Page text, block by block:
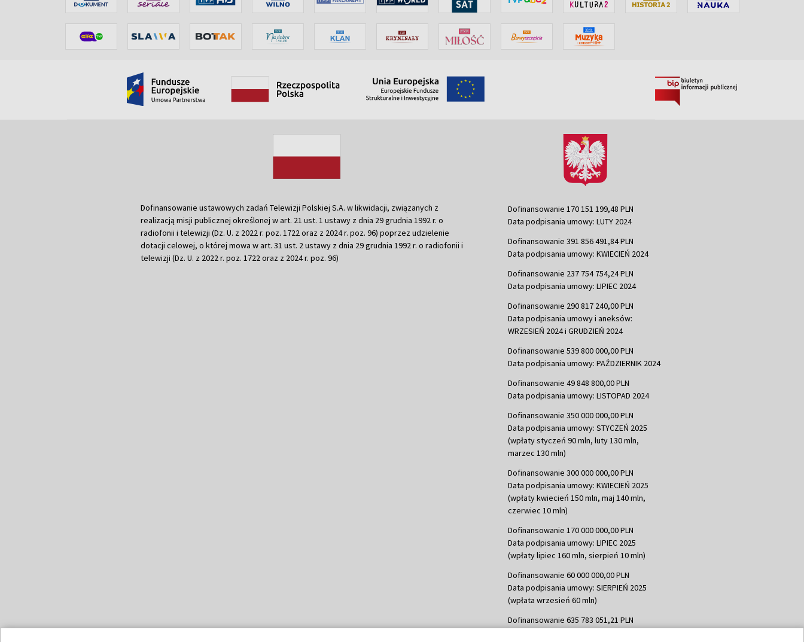
Dofinansowanie ustawowych zadań Telewizji Polskiej S.A. w likwidacji, związanych z
realizacją misji publicznej określonej w art. 21 ust. 1 ustawy z dnia 29 grudnia 1992 r. o
radiofonii i telewizji (Dz. U. z 2022 r. poz. 1722 oraz z 2024 r. poz. 96) poprzez udzielenie
dotacji celowej, o której mowa w art. 31 ust. 2 ustawy z dnia 29 grudnia 1992 r. o radiofonii i
telewizji (Dz. U. z 2022 r. poz. 1722 oraz z 2024 r. poz. 96)
Dofinansowanie 170 151 199,48 PLN
Data podpisania umowy: LUTY 2024
Dofinansowanie 391 856 491,84 PLN
Data podpisania umowy: KWIECIEŃ 2024
Dofinansowanie 237 754 754,24 PLN
Data podpisania umowy: LIPIEC 2024
Dofinansowanie 290 817 240,00 PLN
Data podpisania umowy i aneksów:
WRZESIEŃ 2024 i GRUDZIEŃ 2024
Dofinansowanie 539 800 000,00 PLN
Data podpisania umowy: PAŹDZIERNIK 2024
Dofinansowanie 49 848 800,00 PLN
Data podpisania umowy: LISTOPAD 2024
Dofinansowanie 350 000 000,00 PLN
Data podpisania umowy: STYCZEŃ 2025
(wpłaty styczeń 90 mln, luty 130 mln,
marzec 130 mln)
Dofinansowanie 300 000 000,00 PLN
Data podpisania umowy: KWIECIEŃ 2025
(wpłaty kwiecień 150 mln, maj 140 mln,
czerwiec 10 mln)
Dofinansowanie 170 000 000,00 PLN
Data podpisania umowy: LIPIEC 2025
(wpłaty lipiec 160 mln, sierpień 10 mln)
Dofinansowanie 60 000 000,00 PLN
Data podpisania umowy: SIERPIEŃ 2025
(wpłata wrzesień 60 mln)
Dofinansowanie 635 783 051,21 PLN